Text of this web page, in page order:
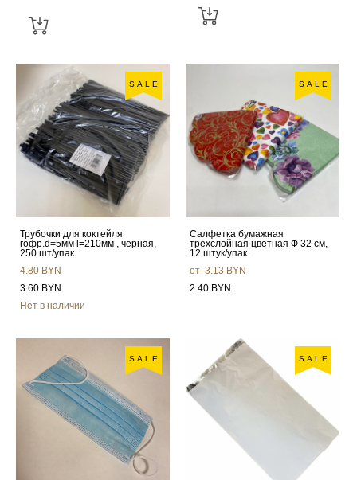
SALE
Трубочки для коктейля
гофр.d=5мм l=210мм , черная,
250 шт/упак
4.80 BYN
3.60 BYN
Нет в наличии
SALE
Салфетка бумажная
трехслойная цветная Ф 32 см,
12 штук/упак.
от 3.13 BYN
2.40 BYN
SALE SALE